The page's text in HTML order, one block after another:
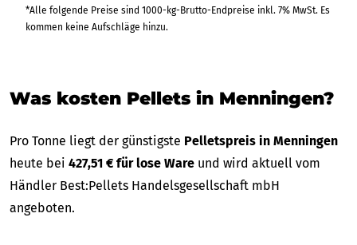
*Alle folgende Preise sind 1000-kg-Brutto-Endpreise inkl. 7% MwSt. Es
kommen keine Aufschläge hinzu.
Was kosten Pellets in Menningen?
Pro Tonne liegt der günstigste Pelletspreis in Menningen
heute bei 427,51 € für lose Ware und wird aktuell vom
Händler Best:Pellets Handelsgesellschaft mbH
angeboten.